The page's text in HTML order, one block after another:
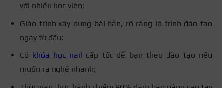
với nhiều học viên;
Giáo trình xây dựng bài bản, rõ ràng lộ trình đào tạo
ngay từ đầu;
Có khóa học nail cấp tốc để bạn theo đào tạo nếu
muốn ra nghề nhanh;